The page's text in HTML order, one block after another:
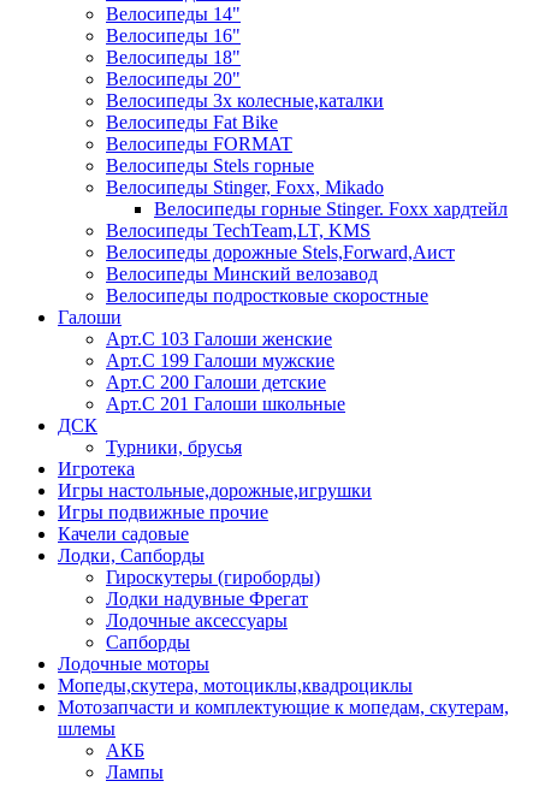
Велосипеды 14"
Велосипеды 16"
Велосипеды 18"
Велосипеды 20"
Велосипеды 3х колесные,каталки
Велосипеды Fat Bike
Велосипеды FORMAT
Велосипеды Stels горные
Велосипеды Stinger, Foxx, Mikado
Велосипеды горные Stinger. Foxx хардтейл
Велосипеды TechTeam,LT, KMS
Велосипеды дорожные Stels,Forward,Аист
Велосипеды Минский велозавод
Велосипеды подростковые скоростные
Галоши
Арт.С 103 Галоши женские
Арт.С 199 Галоши мужские
Арт.С 200 Галоши детские
Арт.С 201 Галоши школьные
ДСК
Турники, брусья
Игротека
Игры настольные,дорожные,игрушки
Игры подвижные прочие
Качели садовые
Лодки, Сапборды
Гироскутеры (гироборды)
Лодки надувные Фрегат
Лодочные аксессуары
Сапборды
Лодочные моторы
Мопеды,скутера, мотоциклы,квадроциклы
Мотозапчасти и комплектующие к мопедам, скутерам,
шлемы
АКБ
Лампы